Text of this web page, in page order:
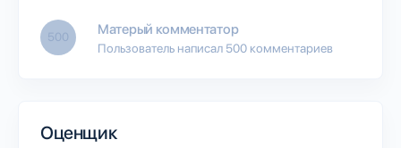
500 Матерый комментатор
Пользователь написал 500 комментариев
Оценщик